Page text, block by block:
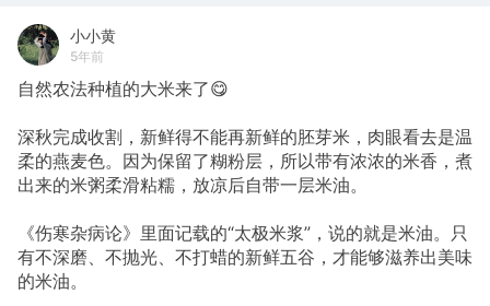
小小黄
5年前
自然农法种植的大米来了😋
深秋完成收割，新鲜得不能再新鲜的胚芽米，肉眼看去是温
柔的燕麦色。因为保留了糊粉层，所以带有浓浓的米香，煮
出来的米粥柔滑粘糯，放凉后自带一层米油。
《伤寒杂病论》里面记载的“太极米浆”，说的就是米油。只
有不深磨、不抛光、不打蜡的新鲜五谷，才能够滋养出美味
的米油。